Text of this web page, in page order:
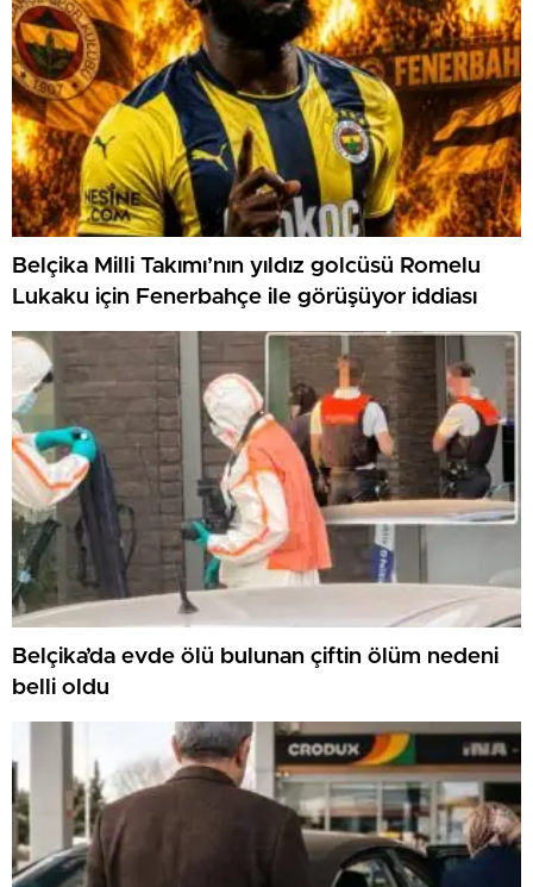
Belçika Milli Takımı’nın yıldız golcüsü Romelu
Lukaku için Fenerbahçe ile görüşüyor iddiası
Belçika’da evde ölü bulunan çiftin ölüm nedeni
belli oldu